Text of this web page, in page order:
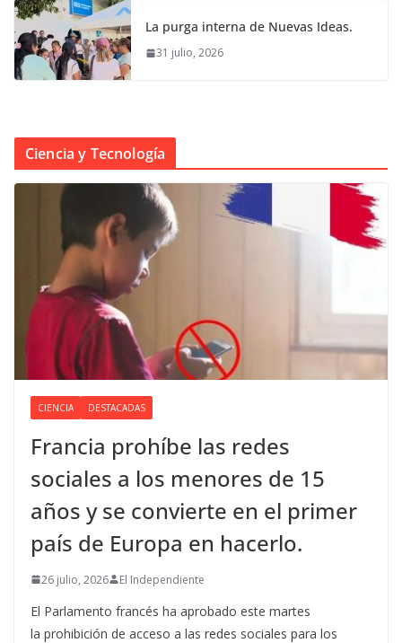
La purga interna de Nuevas Ideas.
31 julio, 2026
Ciencia y Tecnología
CIENCIA DESTACADAS
Francia prohíbe las redes
sociales a los menores de 15
años y se convierte en el primer
país de Europa en hacerlo.
26 julio, 2026 El Independiente
El Parlamento francés ha aprobado este martes
la prohibición de acceso a las redes sociales para los